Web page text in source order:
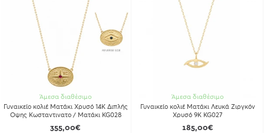
Άμεσα διαθέσιμο
Γυναικείο κολιέ Ματάκι Χρυσό 14Κ Διπλής
Οψης Κωσταντινατο / Ματάκι KG028
355,00€
Άμεσα διαθέσιμο
Γυναικείο κολιέ Ματάκι Λευκά Ζιργκόν
Χρυσό 9Κ KG027
185,00€